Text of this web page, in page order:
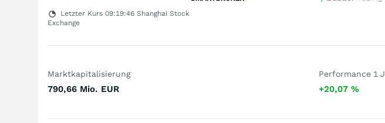
Letzter Kurs 09:19:46 Shanghai Stock
Exchange
Marktkapitalisierung
790,66 Mio. EUR
Performance 1 J
+20,07 %